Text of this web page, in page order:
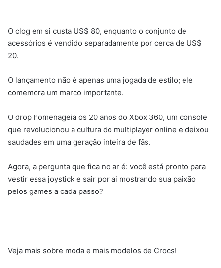
O clog em si custa US$ 80, enquanto o conjunto de
acessórios é vendido separadamente por cerca de US$
20.
O lançamento não é apenas uma jogada de estilo; ele
comemora um marco importante.
O drop homenageia os 20 anos do Xbox 360, um console
que revolucionou a cultura do multiplayer online e deixou
saudades em uma geração inteira de fãs.
Agora, a pergunta que fica no ar é: você está pronto para
vestir essa joystick e sair por ai mostrando sua paixão
pelos games a cada passo?
Veja mais sobre moda e mais modelos de Crocs!